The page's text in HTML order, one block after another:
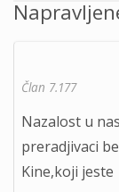
Član 7.177
Nazalost u
preradjivaci
Kine,koji jeste